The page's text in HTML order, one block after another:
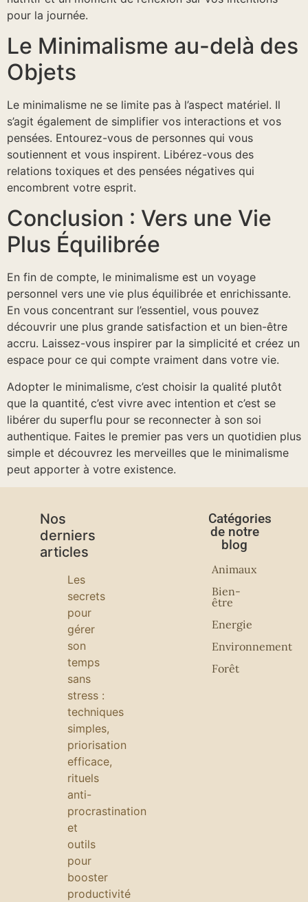
pour la journée.
Le Minimalisme au-delà des
Objets
Le minimalisme ne se limite pas à l’aspect matériel. Il
s’agit également de simplifier vos interactions et vos
pensées. Entourez-vous de personnes qui vous
soutiennent et vous inspirent. Libérez-vous des
relations toxiques et des pensées négatives qui
encombrent votre esprit.
Conclusion : Vers une Vie
Plus Équilibrée
En fin de compte, le minimalisme est un voyage
personnel vers une vie plus équilibrée et enrichissante.
En vous concentrant sur l’essentiel, vous pouvez
découvrir une plus grande satisfaction et un bien-être
accru. Laissez-vous inspirer par la simplicité et créez un
espace pour ce qui compte vraiment dans votre vie.
Adopter le minimalisme, c’est choisir la qualité plutôt
que la quantité, c’est vivre avec intention et c’est se
libérer du superflu pour se reconnecter à son soi
authentique. Faites le premier pas vers un quotidien plus
simple et découvrez les merveilles que le minimalisme
peut apporter à votre existence.
Nos
derniers
articles
Les
secrets
pour
gérer
son
temps
sans
stress :
techniques
simples,
priorisation
efficace,
rituels
anti-
procrastination
et
outils
pour
booster
productivité
Catégories
de notre
blog
Animaux
Bien-
être
Energie
Environnement
Forêt